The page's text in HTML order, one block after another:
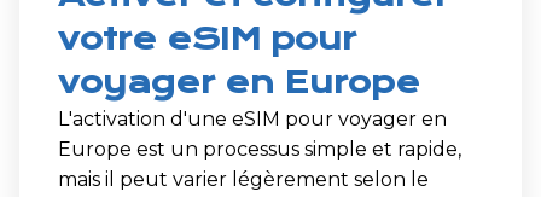
votre eSIM pour
voyager en Europe
L'activation d'une eSIM pour voyager en
Europe est un processus simple et rapide,
mais il peut varier légèrement selon le